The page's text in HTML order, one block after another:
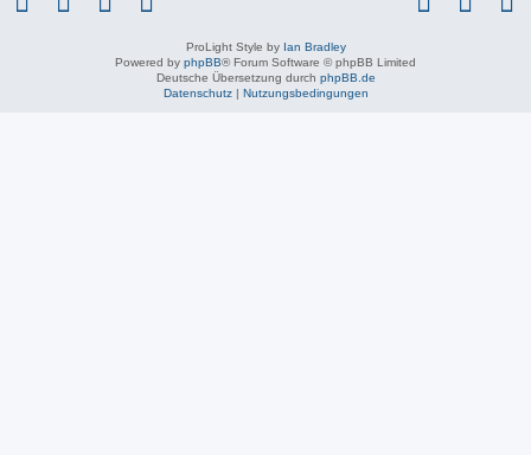
ProLight Style by Ian Bradley
Powered by phpBB® Forum Software © phpBB Limited
Deutsche Übersetzung durch phpBB.de
Datenschutz| Nutzungsbedingungen